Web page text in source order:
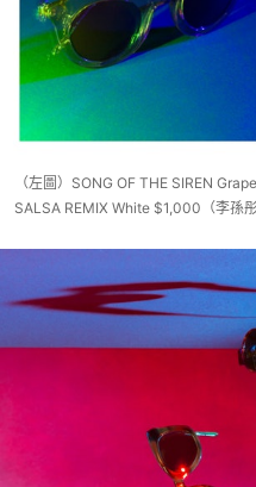
（左圖）SONG OF THE SIREN
SALSA REMIX White $1,000（李孫